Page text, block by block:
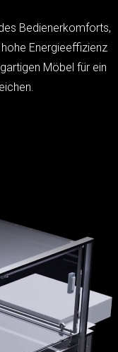
Bedienerkomforts,
Energieeffizienz
Möbel für ein